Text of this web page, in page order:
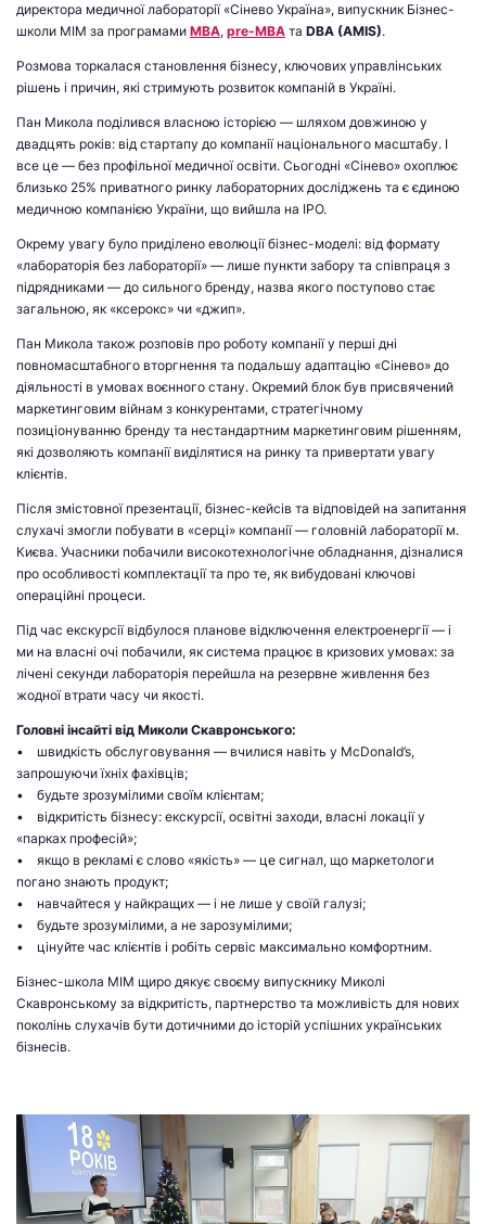
директора медичної лабораторії «Сінево Україна», випускник Бізнес-
школи МІМ за програмами MBA, pre-MBA та DBA (AMIS).
Розмова торкалася становлення бізнесу, ключових управлінських
рішень і причин, які стримують розвиток компаній в Україні.
Пан Микола поділився власною історією — шляхом довжиною у
двадцять років: від стартапу до компанії національного масштабу. І
все це — без профільної медичної освіти. Сьогодні «Сінево» охоплює
близько 25% приватного ринку лабораторних досліджень та є єдиною
медичною компанією України, що вийшла на IPO.
Окрему увагу було приділено еволюції бізнес-моделі: від формату
«лабораторія без лабораторії» — лише пункти забору та співпраця з
підрядниками — до сильного бренду, назва якого поступово стає
загальною, як «ксерокс» чи «джип».
Пан Микола також розповів про роботу компанії у перші дні
повномасштабного вторгнення та подальшу адаптацію «Сінево» до
діяльності в умовах воєнного стану. Окремий блок був присвячений
маркетинговим війнам з конкурентами, стратегічному
позиціонуванню бренду та нестандартним маркетинговим рішенням,
які дозволяють компанії виділятися на ринку та привертати увагу
клієнтів.
Після змістовної презентації, бізнес-кейсів та відповідей на запитання
слухачі змогли побувати в «серці» компанії — головній лабораторії м.
Києва. Учасники побачили високотехнологічне обладнання, дізналися
про особливості комплектації та про те, як вибудовані ключові
операційні процеси.
Під час екскурсії відбулося планове відключення електроенергії — і
ми на власні очі побачили, як система працює в кризових умовах: за
лічені секунди лабораторія перейшла на резервне живлення без
жодної втрати часу чи якості.
Головні інсайті від Миколи Скавронського:
• швидкість обслуговування — вчилися навіть у McDonald’s,
запрошуючи їхніх фахівців;
• будьте зрозумілими своїм клієнтам;
• відкритість бізнесу: екскурсії, освітні заходи, власні локації у
«парках професій»;
• якщо в рекламі є слово «якість» — це сигнал, що маркетологи
погано знають продукт;
• навчайтеся у найкращих — і не лише у своїй галузі;
• будьте зрозумілими, а не зарозумілими;
• цінуйте час клієнтів і робіть сервіс максимально комфортним.
Бізнес-школа МІМ щиро дякує своєму випускнику Миколі
Скавронському за відкритість, партнерство та можливість для нових
поколінь слухачів бути дотичними до історій успішних українських
бізнесів.